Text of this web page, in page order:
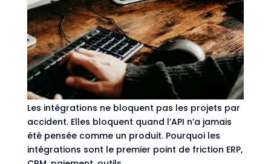
API-first : réussir ses intégrations
(ERP/CRM/paiement) sans blocage
parVincent Journel|Jan 23, 2026 |Architecture,
Backend
Architecture logicielle / API-first & intégrations
Les intégrations ne bloquent pas les projets par
accident. Elles bloquent quand l’API n’a jamais
été pensée comme un produit. Pourquoi les
intégrations sont le premier point de friction ERP,